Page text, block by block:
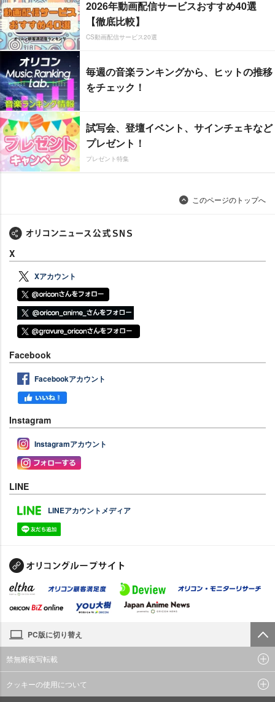
2026年動画配信サービスおすすめ40選
【徹底比較】
CS動画配信サービス20選
毎週の音楽ランキングから、ヒットの推移
をチェック！
試写会、登壇イベント、サインチェキなど
プレゼント！
プレゼント特集
このページのトップへ
X
Xアカウント
Facebook
Facebookアカウント
Instagram
Instagramアカウント
LINE
LINEアカウントメディア
PC版に切り替え
禁無断複写転載
クッキーの使用について